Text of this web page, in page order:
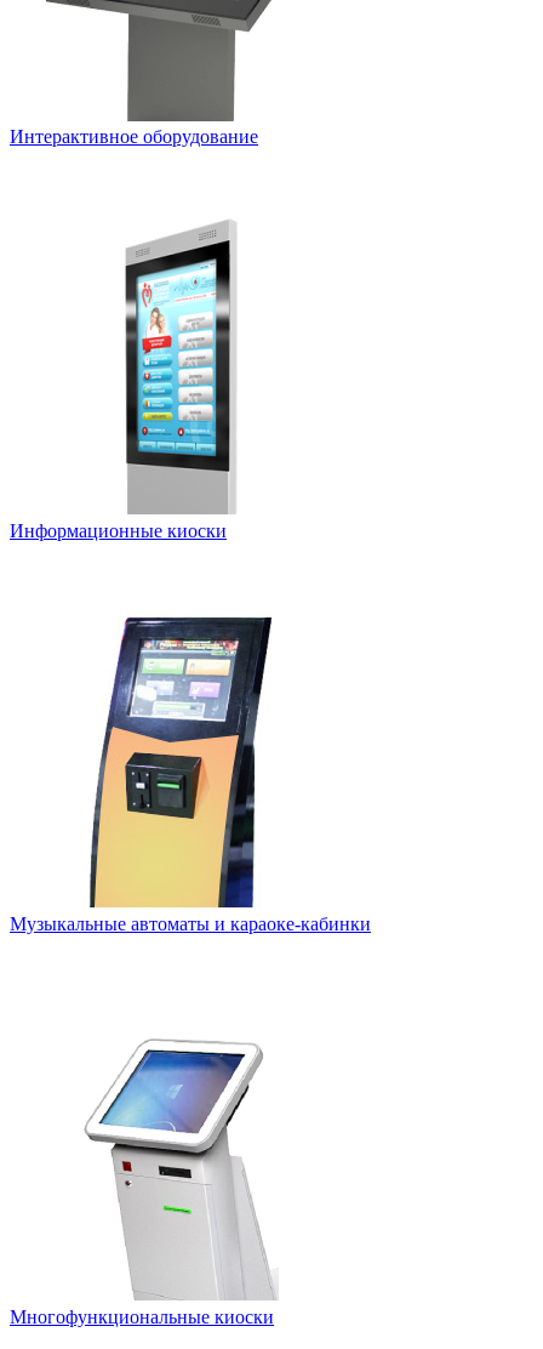
Интерактивное оборудование
Информационные киоски
Музыкальные автоматы и караоке-кабинки
Многофункциональные киоски